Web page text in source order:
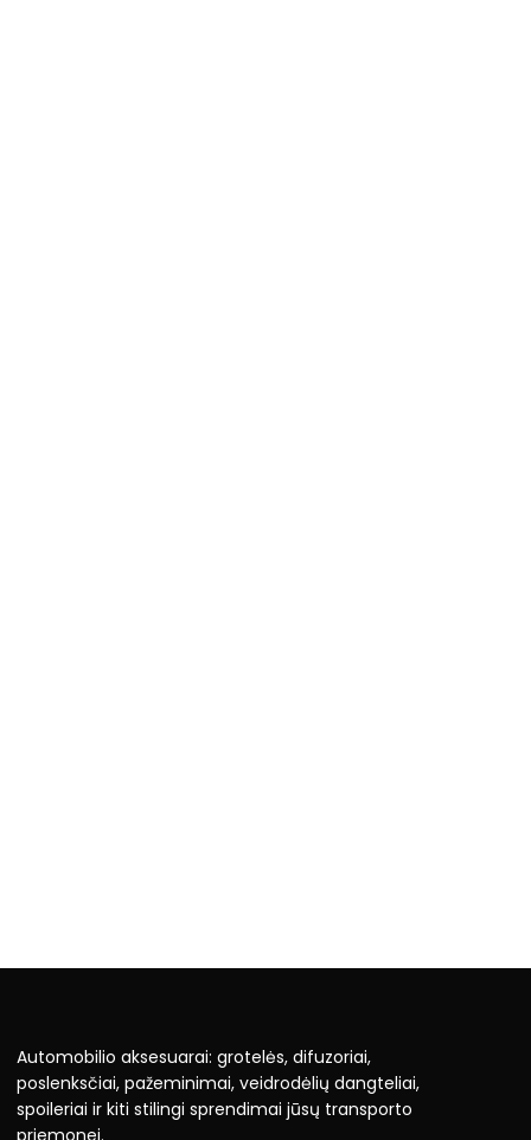
Automobilio aksesuarai: grotelės, difuzoriai,
poslenksčiai, pažeminimai, veidrodėlių dangteliai,
spoileriai ir kiti stilingi sprendimai jūsų transporto
priemonei.